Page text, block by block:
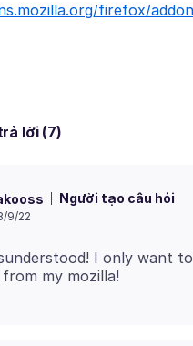
firefox/
lời (7)
Người tạo câu hỏi
9/22
I only want